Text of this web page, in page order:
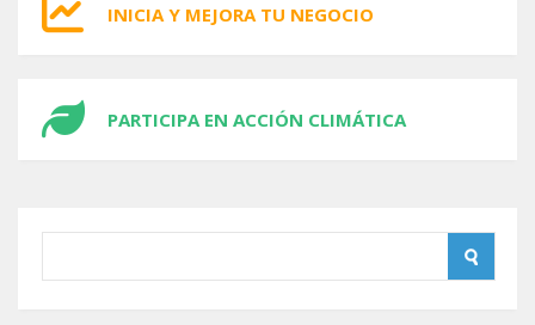
INICIA Y MEJORA TU NEGOCIO
PARTICIPA EN ACCIÓN CLIMÁTICA